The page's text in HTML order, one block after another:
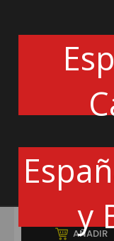
y
SPEEDLINE
342€
AÑADIR